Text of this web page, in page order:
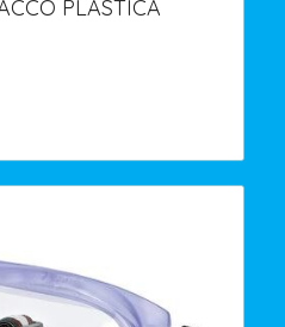
PLASTICA